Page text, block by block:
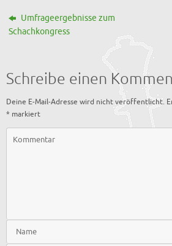
Umfrageergebnisse zum
Schachkongress
Schreibe einen
Deine E-Mail-Adresse wird nicht veröffentlicht.
* markiert